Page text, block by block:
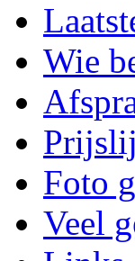
Wie
Foto
Veel